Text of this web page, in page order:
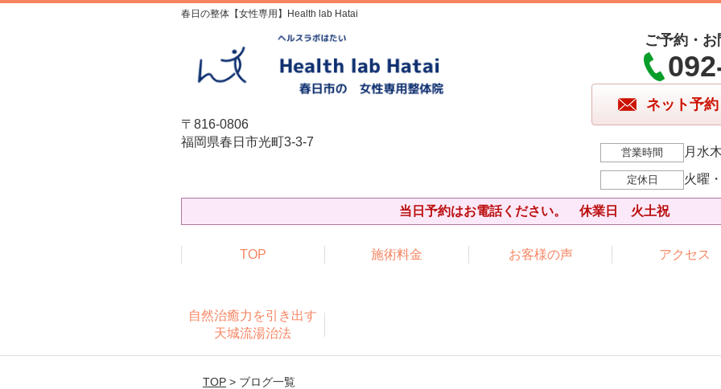
春日の整体【女性専用】Health lab Hatai
〒816-0806
福岡県春日市光町3-3-7
ご予約・
ネット予約
営業時間 月水
定休日 火曜
当日予約はお電話ください。 休業日 火土祝
TOP 施術料金 お客様の声 アクセス
自然治癒力を引き出す
天城流湯治法
TOP> ブログ一覧